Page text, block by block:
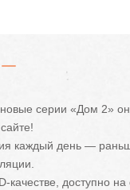
серии «Дом 2»
каждый день —
качестве, доступно